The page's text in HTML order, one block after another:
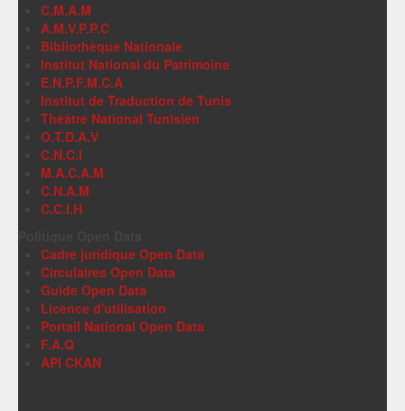
C.M.A.M
A.M.V.P.P.C
Bibliothèque Nationale
Institut National du Patrimoine
E.N.P.F.M.C.A
Institut de Traduction de Tunis
Théâtre National Tunisien
O.T.D.A.V
C.N.C.I
M.A.C.A.M
C.N.A.M
C.C.I.H
Cadre juridique Open Data
Circulaires Open Data
Guide Open Data
Licence d'utilisation
Portail National Open Data
F.A.Q
API CKAN